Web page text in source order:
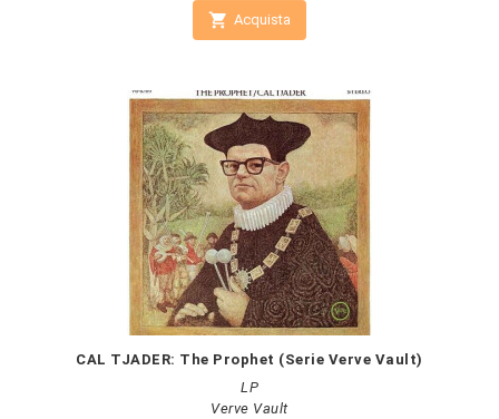
 Acquista
CAL TJADER: The Prophet (Serie Verve Vault)
LP
Verve Vault